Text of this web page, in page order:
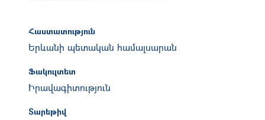
Հաստատություն
Երևանի պետական համալսարան
Ֆակուլտետ
Իրավագիտություն
Տարեթիվ